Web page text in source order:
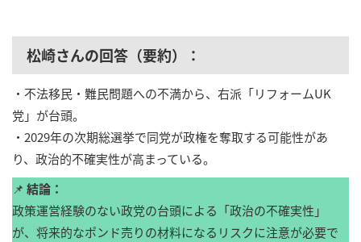
松崎さんの回答（要約）：
・不法移民・難民問題への不満から、右派「リフォームUK
党」が台頭。
・2029年の次期総選挙で同党が政権を奪取する可能性があ
り、政治的不確実性が高まっている。
📌 結論：
政策運営経験のない政党の台頭による「政治の不確実性」
が、将来的なポンド売りの材料になるリスクに注意が必要で